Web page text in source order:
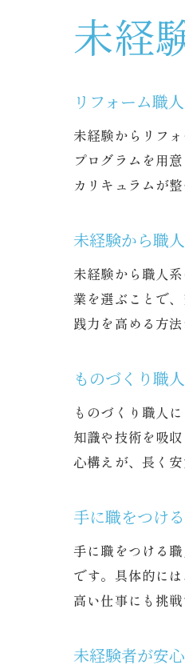
未経
リフォーム職
未経験からリフ
プログラムを用
カリキュラムが
未経験から職
未経験から職人
業を選ぶことで
践力を高める方
ものづくり職
ものづくり職人
知識や技術を吸
心構えが、長く
手に職をつけ
手に職をつける
です。具体的に
高い仕事にも挑
未経験者が安